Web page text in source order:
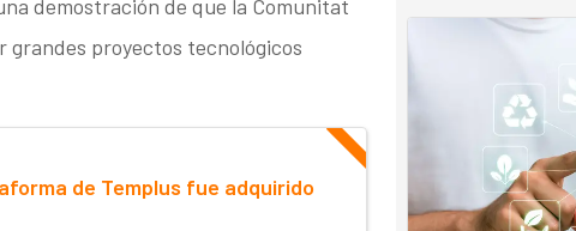
demostración de que la Comunitat
grandes proyectos tecnológicos
de Templus fue adquirido